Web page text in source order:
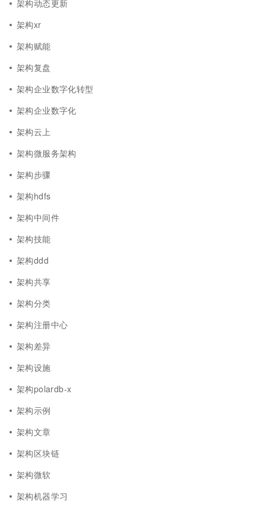
架构动态更新
架构xr
架构赋能
架构复盘
架构企业数字化转型
架构企业数字化
架构云上
架构微服务架构
架构步骤
架构hdfs
架构中间件
架构技能
架构ddd
架构共享
架构分类
架构注册中心
架构差异
架构设施
架构polardb-x
架构示例
架构文章
架构区块链
架构微软
架构机器学习